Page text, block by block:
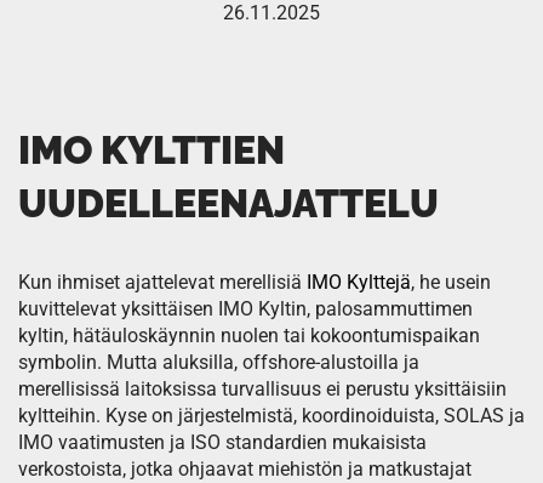
26.11.2025
IMO KYLTTIEN
UUDELLEENAJATTELU
Kun ihmiset ajattelevat merellisiä IMO Kylttejä, he usein
kuvittelevat yksittäisen IMO Kyltin, palosammuttimen
kyltin, hätäuloskäynnin nuolen tai kokoontumispaikan
symbolin. Mutta aluksilla, offshore-alustoilla ja
merellisissä laitoksissa turvallisuus ei perustu yksittäisiin
kyltteihin. Kyse on järjestelmistä, koordinoiduista, SOLAS ja
IMO vaatimusten ja ISO standardien mukaisista
verkostoista, jotka ohjaavat miehistön ja matkustajat